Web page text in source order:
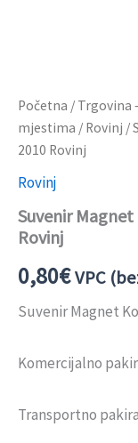
Početna / Trgovina
mjestima / Rovinj /
2010 Rovinj
Rovinj
Suvenir
Rovinj
0,80€VPC
Suvenir Magnet
Komercijalno
Transportno